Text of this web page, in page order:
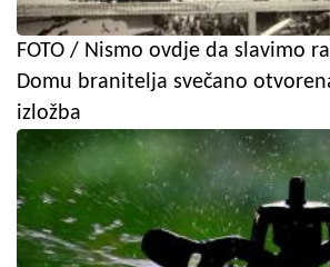
FOTO / Nismo ovdje da slavimo
Domu branitelja svečano
izložba